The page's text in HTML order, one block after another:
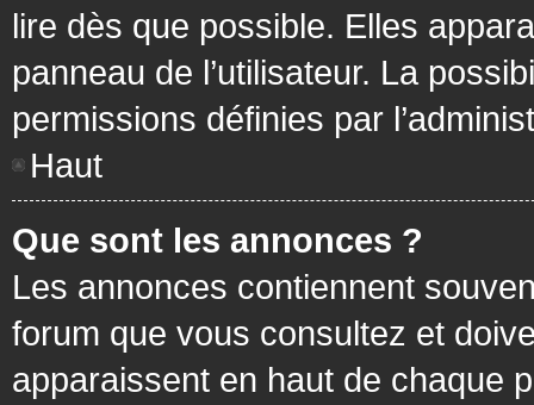
lire dès que possible. Elles
panneau de l’utilisateur. La
permissions définies par
Haut
Que sont les annonces ?
Les annonces contiennent
forum que vous consultez et
apparaissent en haut de chaque